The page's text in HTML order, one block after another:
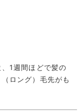
1週間ほどで髪の
ロング）毛先がも